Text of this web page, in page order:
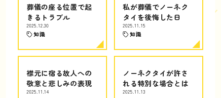
葬儀の座る位置で起
きるトラブル
2025.12.30
知識
私が葬儀でノーネク
タイを後悔した日
2025.11.15
知識
襟元に宿る故人への
敬意と悲しみの表現
2025.11.14
ノーネクタイが許さ
れる特別な場合とは
2025.11.13